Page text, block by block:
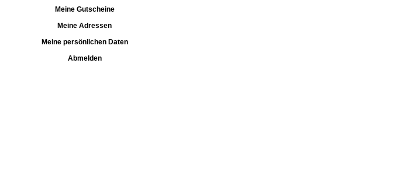
Meine Gutscheine
Meine Adressen
Meine persönlichen Daten
Abmelden